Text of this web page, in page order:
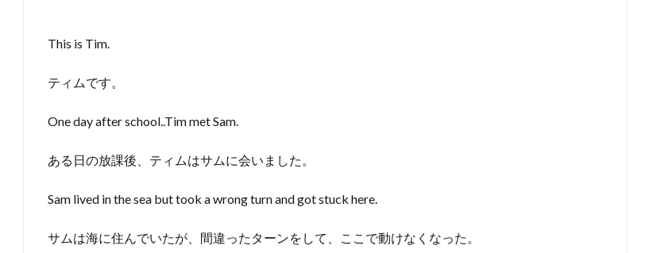
This is Tim.
ティムです。
One day after school..Tim met Sam.
ある日の放課後、ティムはサムに会いました。
Sam lived in the sea but took a wrong turn and got stuck here.
サムは海に住んでいたが、間違ったターンをして、ここで動けなくなった。